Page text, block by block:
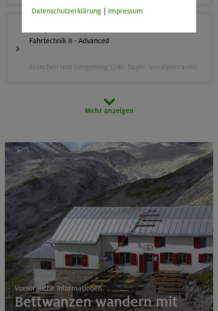
Fahrtechnik II - Advanced
München und Umgebung (inkl. bayer. Voralpenraum)
Elbsandsteingebirge
01.-04.10.26
Leichte Klettersteige rund um den Gardasee
Gardaseeberge
Mehr anzeigen
Vorsorgliche Informationen
Bettwanzen wandern mit
Datenschutzerklärung Impressum